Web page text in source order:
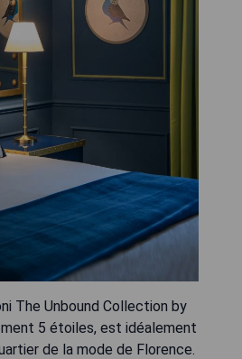
The Unbound Collection by
5 étoiles, est idéalement
de la mode de Florence.